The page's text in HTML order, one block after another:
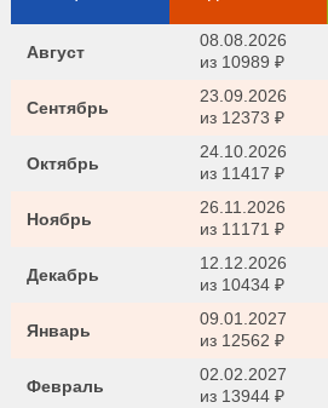
Август
08.08.2026
из 10989 ₽
Сентябрь
23.09.2026
из 12373 ₽
Октябрь
24.10.2026
из 11417 ₽
Ноябрь
26.11.2026
из 11171 ₽
Декабрь
12.12.2026
из 10434 ₽
Январь
09.01.2027
из 12562 ₽
Февраль
02.02.2027
из 13944 ₽